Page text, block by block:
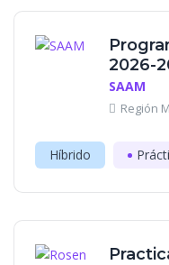
2026-
SAAM
Región
Híbrido